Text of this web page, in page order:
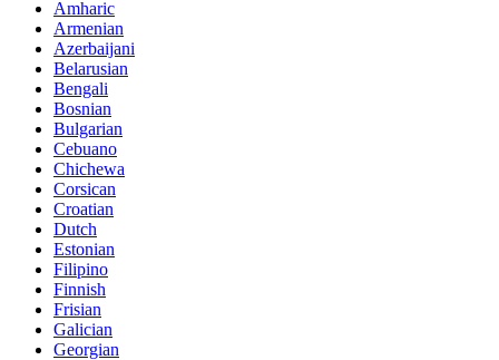
Amharic
Armenian
Azerbaijani
Belarusian
Bengali
Bosnian
Bulgarian
Cebuano
Chichewa
Corsican
Croatian
Dutch
Estonian
Filipino
Finnish
Frisian
Galician
Georgian